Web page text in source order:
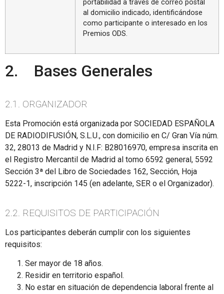
portabilidad a través de correo postal
al domicilio indicado, identificándose
como participante o interesado en los
Premios ODS.
2. Bases Generales
2.1. ORGANIZADOR
Esta Promoción está organizada por SOCIEDAD ESPAÑOLA
DE RADIODIFUSIÓN, S.L.U., con domicilio en C/ Gran Vía núm.
32, 28013 de Madrid y N.I.F: B28016970, empresa inscrita en
el Registro Mercantil de Madrid al tomo 6592 general, 5592
Sección 3ª del Libro de Sociedades 162, Sección, Hoja
5222-1, inscripción 145 (en adelante, SER o el Organizador).
2.2. REQUISITOS DE PARTICIPACIÓN
Los participantes deberán cumplir con los siguientes
requisitos:
Ser mayor de 18 años.
Residir en territorio español.
No estar en situación de dependencia laboral frente al